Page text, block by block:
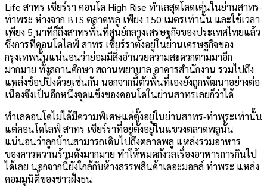
Life สาทร เซียร์รา คอนโด High Rise ทำเลสุดโดดเด่นในย่านสาทร-
ท่าพระ ห่างจาก BTS ตลาดพลู เพียง 150 เมตรเท่านั้น และใช้เวลา
เพียง 5 นาทีก็ถึงสาทรพื้นที่ศูนย์กลางเศรษฐกิจของประเทศไทยแล้ว
ซึ่งการที่คอนโดไลฟ์ สาทร เซียร์ราตั้งอยู่ในย่านเศรษฐกิจของ
กรุงเทพนั้นแน่นอนว่าย่อมมีสิ่งอำนวยความสะดวกตามมาอีก
มากมาย ทั้งสถานศึกษา สถานพยาบาล อาคารสำนักงาน รวมไปถึง
แหล่งช้อปปิ้งด้วยเช่นกัน นอกจากนี้ตัวพื้นที่เองยังถูกพัฒนาอย่างต่อ
เนื่องจึงเป็นอีกหนึ่งจุดแข็งของคอนโดในย่านสาทรเลยก็ว่าได้
ทำเลคอนโดไม่ได้มีความพิเศษแค่ตั้งอยู่ในย่านสาทร-ท่าพระเท่านั้น
แต่คอนโดไลฟ์ สาทร เซียร์ราที่อยู่ตั้งอยู่ในแขวงตลาดพลูนั้น
แน่นอนว่าลูกบ้านสามารถเดินไปถึงตลาดพลู แหล่งรวมอาหาร
ของคาวหวานร้านดังมากมาย ทำให้หมดกังวลเรื่องอาหารการกินไป
ได้เลย นอกจากนี้ยังใกล้กับห้างสรรพสินค้าเดอะมอลล์ ท่าพระ แหล่ง
คอมมูนิตี้ของชาวฝั่งธน